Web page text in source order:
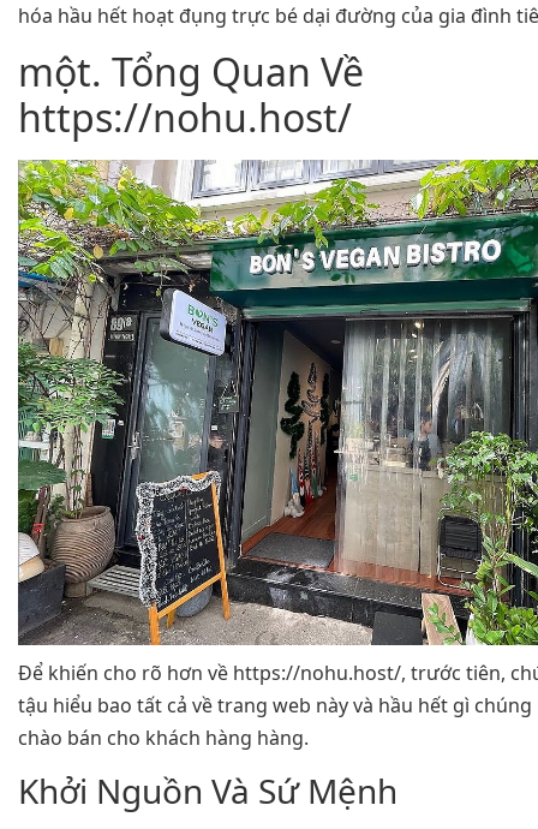
hóa hầu hết hoạt đụng trực bé dại đường của gia đình
một. Tổng Quan Về
https://nohu.host/
Để khiến cho rõ hơn về https://nohu.host/, trước tiên,
tậu hiểu bao tất cả về trang web này và hầu hết gì
chào bán cho khách hàng hàng.
Khởi Nguồn Và Sứ Mệnh